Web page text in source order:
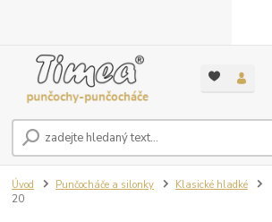
Úvod Punčocháče a silonky Klasické hladké
20